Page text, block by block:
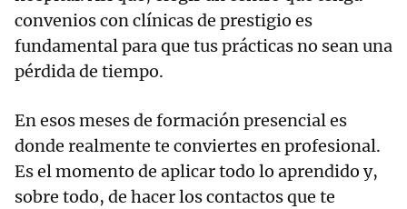
convenios con clínicas de prestigio es
fundamental para que tus prácticas no sean una
pérdida de tiempo.
​En esos meses de formación presencial es
donde realmente te conviertes en profesional.
Es el momento de aplicar todo lo aprendido y,
sobre todo, de hacer los contactos que te